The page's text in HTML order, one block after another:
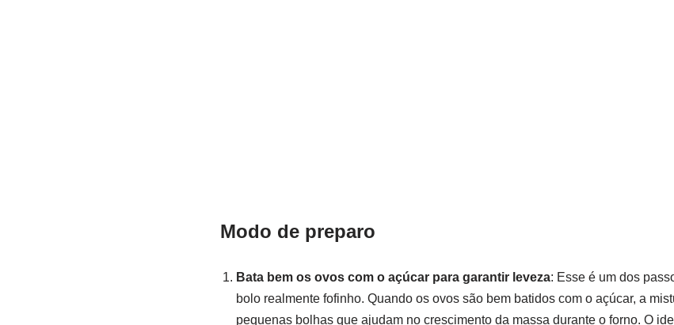
Modo de preparo
Bata bem os ovos com o açúcar para garantir leveza: Esse é um dos
bolo realmente fofinho. Quando os ovos são bem batidos com o açúcar, a
pequenas bolhas que ajudam no crescimento da massa durante o forno. O